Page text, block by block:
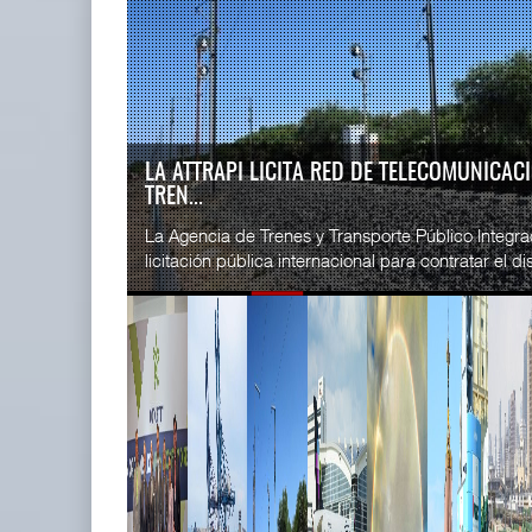
LA ATTRAPI LICITA RED DE
TREN...
La Agencia de Trenes y Transporte Público
licitación pública internacional para contratar el
Miguel Ángel Bres encabezará
seguridad en CON ...
07 AGO 2026
IT-ANÁLISIS: Puerto Lázaro
Cárdenas incorpora ...
06 AGO 2026
READ MORE
SSA
Esperanz
06 JUL
READ MORE
CICE
...
02 JUL
READ MORE
SSA
...
29 JUN
READ MORE